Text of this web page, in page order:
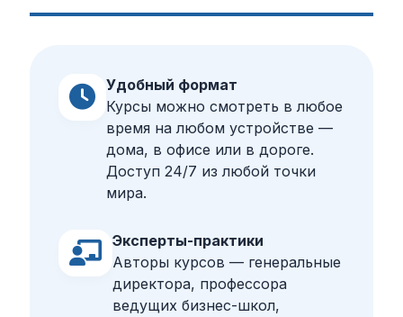
Удобный формат
Курсы можно смотреть в любое
время на любом устройстве —
дома, в офисе или в дороге.
Доступ 24/7 из любой точки
мира.
Эксперты-практики
Авторы курсов — генеральные
директора, профессора
ведущих бизнес-школ,